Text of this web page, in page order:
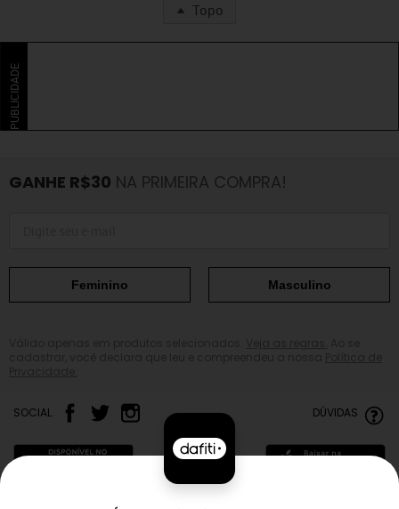
Topo
PUBLICIDADE
GANHE R$30 NA PRIMEIRA COMPRA!
Feminino Masculino
SOCIAL DÚVIDAS